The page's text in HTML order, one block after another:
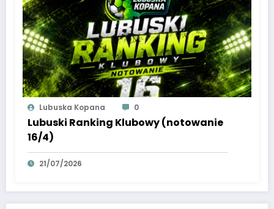
Lubuska Kopana 0
Lubuski Ranking Klubowy (notowanie
16/4)
21/07/2026